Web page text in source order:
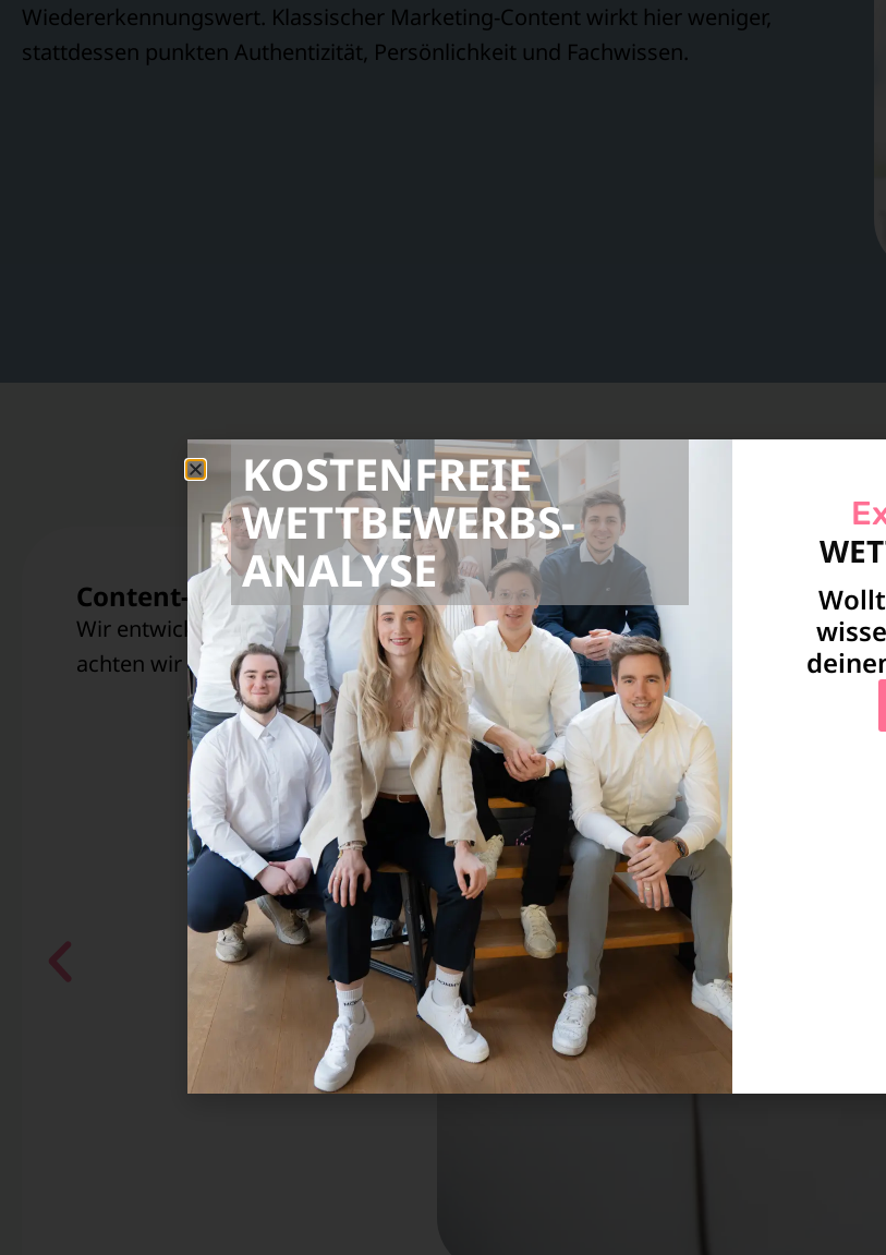
Wiedererkennungswert. Klassischer Marketing-Content wirkt hier weniger,
stattdessen punkten Authentizität, Persönlichkeit und Fachwissen.
Unsere Leistungen als
Erstellung professioneller Videos
Unser Team produziert kreative, authentische und auf TikTok zugeschnittene
direkt in deinem Unternehmen oder mit Darsteller:innen – wir setzen deine
KOSTENFREIE
WETTBEWERBS­
ANALYSE